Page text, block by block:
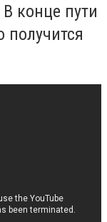
конце пути
получится